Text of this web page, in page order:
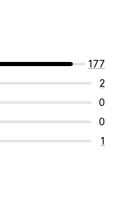
177
2
0
0
1